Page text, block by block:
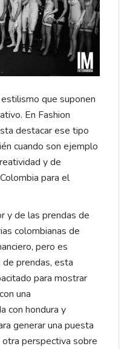
que suponen
En Fashion
destacar ese tipo
cuando son ejemplo
y de
para el
y de las prendas de
colombianas de
pero es
prendas, esta
para mostrar
una
con hondura y
generar una puesta
perspectiva sobre